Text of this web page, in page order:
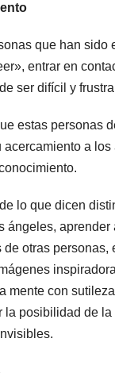
que han sido
entrar en
ser difícil y
estas personas
acercamiento a los
lo que dicen
ángeles, aprender
de otras personas,
mente con
la posibilidad de la